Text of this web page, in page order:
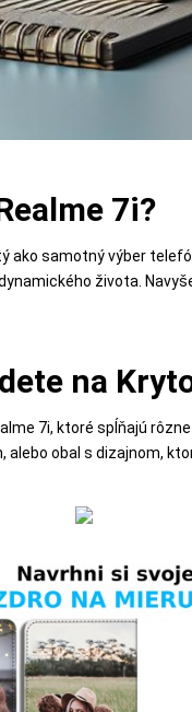
7i?
ako samotný výber
života.
na
7i, ktoré spĺňajú
obal s dizajnom,